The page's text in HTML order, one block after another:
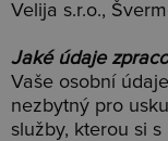
Velija s.r.o.,
Jaké údaje
Vaše osobní
nezbytný pro
služby, kterou si